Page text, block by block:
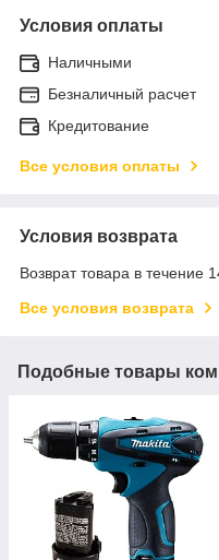
Условия оплаты
Наличными
Безналичный расчет
Кредитование
Все условия оплаты
Условия возврата
Возврат товара в течение
Все условия возврата
Подобные товары